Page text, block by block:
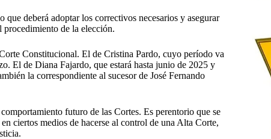
deberá adoptar los correctivos necesarios y asegurar
procedimiento de la elección.
Constitucional. El de Cristina Pardo, cuyo período va
El de Diana Fajardo, que estará hasta junio de 2025 y
la correspondiente al sucesor de José Fernando
futuro de las Cortes. Es perentorio que se
ciertos medios de hacerse al control de una Alta Corte,